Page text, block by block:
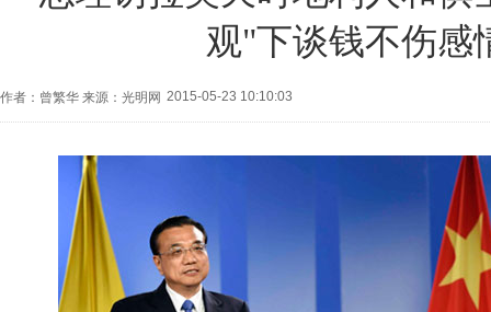
观"下谈钱不伤感
作者：曾繁华 来源：光明网 2015-05-23 10:10:03